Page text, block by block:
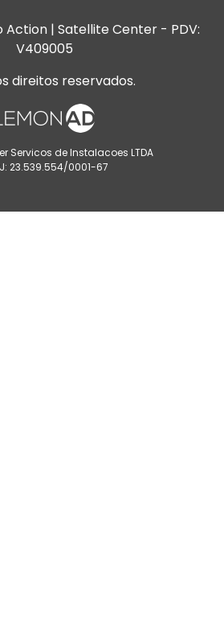
Action | Satellite Center - PDV:
V409005
direitos reservados.
Servicos de Instalacoes LTDA
23.539.554/0001-67